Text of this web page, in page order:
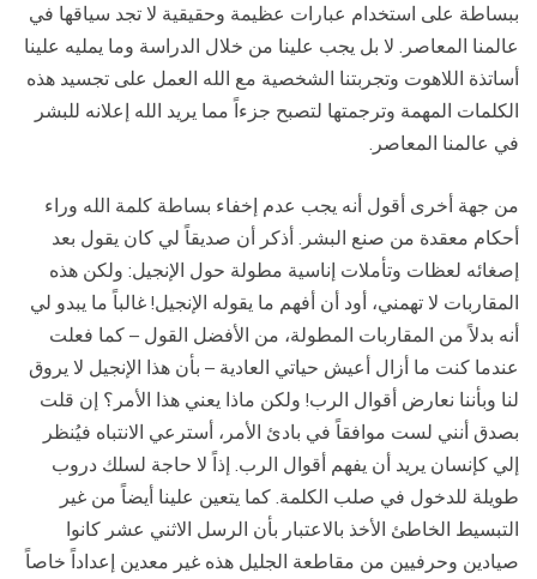
ببساطة على استخدام عبارات عظيمة وحقيقية لا تجد سياقها في
عالمنا المعاصر. لا بل يجب علينا من خلال الدراسة وما يمليه علينا
أساتذة اللاهوت وتجربتنا الشخصية مع الله العمل على تجسيد هذه
الكلمات المهمة وترجمتها لتصبح جزءاً مما يريد الله إعلانه للبشر
في عالمنا المعاصر.
من جهة أخرى أقول أنه يجب عدم إخفاء بساطة كلمة الله وراء
أحكام معقدة من صنع البشر. أذكر أن صديقاً لي كان يقول بعد
إصغائه لعظات وتأملات إناسية مطولة حول الإنجيل: ولكن هذه
المقاربات لا تهمني، أود أن أفهم ما يقوله الإنجيل! غالباً ما يبدو لي
أنه بدلاً من المقاربات المطولة، من الأفضل القول – كما فعلت
عندما كنت ما أزال أعيش حياتي العادية – بأن هذا الإنجيل لا يروق
لنا وبأننا نعارض أقوال الرب! ولكن ماذا يعني هذا الأمر؟ إن قلت
بصدق أنني لست موافقاً في بادئ الأمر، أسترعي الانتباه فيُنظر
إلي كإنسان يريد أن يفهم أقوال الرب. إذاً لا حاجة لسلك دروب
طويلة للدخول في صلب الكلمة. كما يتعين علينا أيضاً من غير
التبسيط الخاطئ الأخذ بالاعتبار بأن الرسل الاثني عشر كانوا
صيادين وحرفيين من مقاطعة الجليل هذه غير معدين إعداداً خاصاً